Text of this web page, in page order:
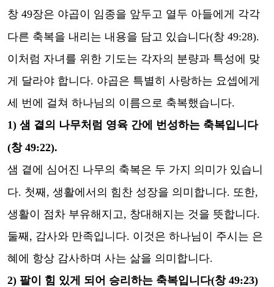
창 49장은 야곱이 임종을 앞두고 열두 아들에게 각각
다른 축복을 내리는 내용을 담고 있습니다(창 49:28).
이처럼 자녀를 위한 기도는 각자의 분량과 특성에 맞
게 달라야 합니다. 야곱은 특별히 사랑하는 요셉에게
세 번에 걸쳐 하나님의 이름으로 축복했습니다.
1) 샘 곁의 나무처럼 영육 간에 번성하는 축복입니다
(창 49:22).
샘 곁에 심어진 나무의 축복은 두 가지 의미가 있습니
다. 첫째 , 생활에서의 힘찬 성장을 의미합니다. 또한,
생활이 점차 부유해지고, 창대해지는 것을 뜻합니다.
둘째 , 감사와 만족입니다. 이것은 하나님이 주시는 은
혜에 항상 감사하며 사는 삶을 의미합니다.
2) 팔이 힘 있게 되어 승리하는 축복입니다(창 49:23)